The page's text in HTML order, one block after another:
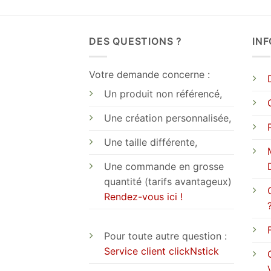
DES QUESTIONS ?
Votre demande concerne :
Un produit non référencé,
Une création personnalisée,
Une taille différente,
Une commande en grosse
quantité (tarifs avantageux)
Rendez-vous ici !
Pour toute autre question :
Service client clickNstick